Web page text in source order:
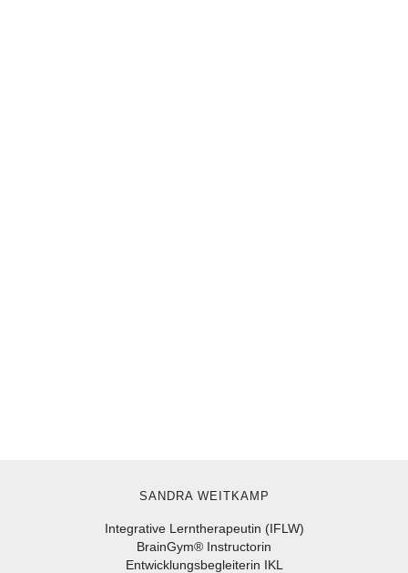
SANDRA WEITKAMP
Integrative Lerntherapeutin (IFLW)
BrainGym® Instructorin
Entwicklungsbegleiterin IKL